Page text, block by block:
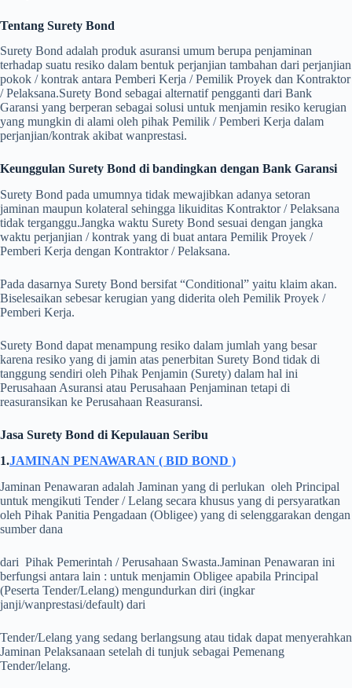
Tentang Surety Bond
Surety Bond adalah produk asuransi umum berupa penjaminan
terhadap suatu resiko dalam bentuk perjanjian tambahan dari perjanjian
pokok / kontrak antara Pemberi Kerja / Pemilik Proyek dan Kontraktor
/ Pelaksana.Surety Bond sebagai alternatif pengganti dari Bank
Garansi yang berperan sebagai solusi untuk menjamin resiko kerugian
yang mungkin di alami oleh pihak Pemilik / Pemberi Kerja dalam
perjanjian/kontrak akibat wanprestasi.
Keunggulan Surety Bond di bandingkan dengan Bank Garansi
Surety Bond pada umumnya tidak mewajibkan adanya setoran
jaminan maupun kolateral sehingga likuiditas Kontraktor / Pelaksana
tidak terganggu.Jangka waktu Surety Bond sesuai dengan jangka
waktu perjanjian / kontrak yang di buat antara Pemilik Proyek /
Pemberi Kerja dengan Kontraktor / Pelaksana.
Pada dasarnya Surety Bond bersifat “Conditional” yaitu klaim akan.
Biselesaikan sebesar kerugian yang diderita oleh Pemilik Proyek /
Pemberi Kerja.
Surety Bond dapat menampung resiko dalam jumlah yang besar
karena resiko yang di jamin atas penerbitan Surety Bond tidak di
tanggung sendiri oleh Pihak Penjamin (Surety) dalam hal ini
Perusahaan Asuransi atau Perusahaan Penjaminan tetapi di
reasuransikan ke Perusahaan Reasuransi.
Jasa Surety Bond di Kepulauan Seribu
1.JAMINAN PENAWARAN ( BID BOND )
Jaminan Penawaran adalah Jaminan yang di perlukan oleh Principal
untuk mengikuti Tender / Lelang secara khusus yang di persyaratkan
oleh Pihak Panitia Pengadaan (Obligee) yang di selenggarakan dengan
sumber dana
dari Pihak Pemerintah / Perusahaan Swasta.Jaminan Penawaran ini
berfungsi antara lain : untuk menjamin Obligee apabila Principal
(Peserta Tender/Lelang) mengundurkan diri (ingkar
janji/wanprestasi/default) dari
Tender/Lelang yang sedang berlangsung atau tidak dapat menyerahkan
Jaminan Pelaksanaan setelah di tunjuk sebagai Pemenang
Tender/lelang.